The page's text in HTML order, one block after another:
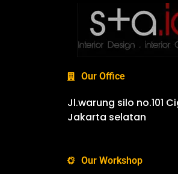
Our Office
Jl.warung silo no.101
Jakarta selatan
Our Workshop